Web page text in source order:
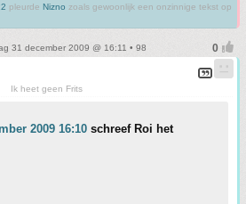
pleurde Nizno zoals gewoonlijk een onzinnige tekst op
31 december 2009 @ 16:11 • 98
Ik heet geen Frits
2009 16:10 schreef Roi het